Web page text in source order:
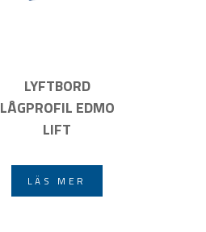
LYFTBORD
LÅGPROFIL EDMO
LIFT
LÄS MER